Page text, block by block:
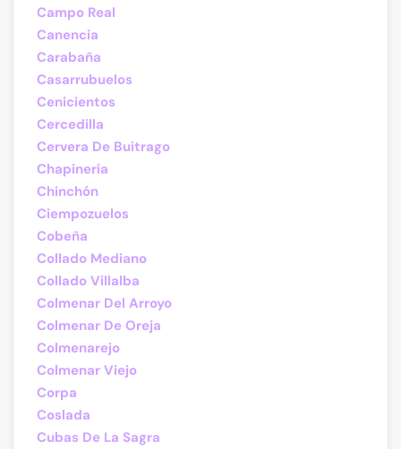
Campo Real
Canencia
Carabaña
Casarrubuelos
Cenicientos
Cercedilla
Cervera De Buitrago
Chapinería
Chinchón
Ciempozuelos
Cobeña
Collado Mediano
Collado Villalba
Colmenar Del Arroyo
Colmenar De Oreja
Colmenarejo
Colmenar Viejo
Corpa
Coslada
Cubas De La Sagra